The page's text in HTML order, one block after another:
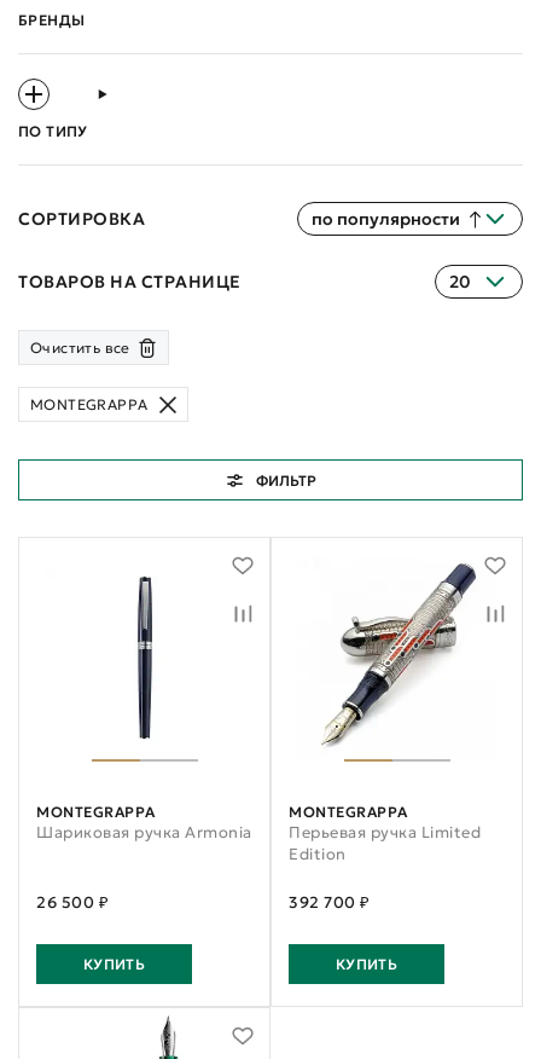
БРЕНДЫ
ПО ТИПУ
СОРТИРОВКА по популярности
ТОВАРОВ НА СТРАНИЦЕ 20
Очистить все
MONTEGRAPPA
ФИЛЬТР
MONTEGRAPPA
Шариковая ручка Armonia
26 500 ₽
КУПИТЬ
MONTEGRAPPA
Перьевая ручка Limited
Edition
392 700 ₽
КУПИТЬ